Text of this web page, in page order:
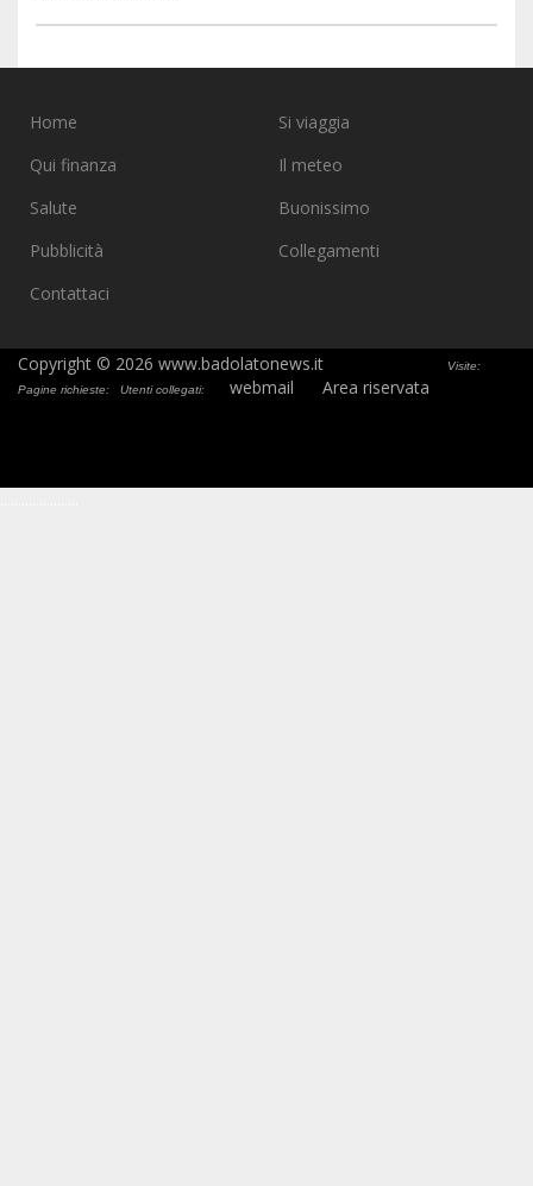
Home
Si viaggia
Qui finanza
Il meteo
Salute
Buonissimo
Pubblicità
Collegamenti
Contattaci
Copyright © 2026 www.badolatonews.it
Visite:
Pagine richieste: Utenti collegati: webmail Area riservata